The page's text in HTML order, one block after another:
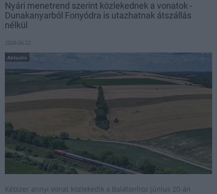
Nyári menetrend szerint közlekednek a vonatok -
Dunakanyarból Fonyódra is utazhatnak átszállás
nélkül
2026.06.22
Aktuális
Kétszer annyi vonat közlekedik a Balatonhoz június 20-án